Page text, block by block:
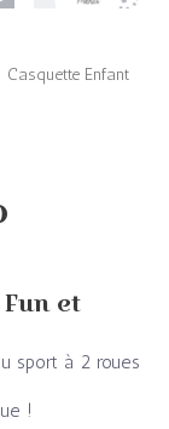
Enfant
et
sport à 2 roues
!